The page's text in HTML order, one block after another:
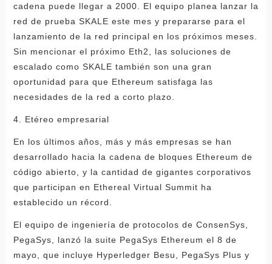
cadena puede llegar a 2000. El equipo planea lanzar la
red de prueba SKALE este mes y prepararse para el
lanzamiento de la red principal en los próximos meses.
Sin mencionar el próximo Eth2, las soluciones de
escalado como SKALE también son una gran
oportunidad para que Ethereum satisfaga las
necesidades de la red a corto plazo.
4. Etéreo empresarial
En los últimos años, más y más empresas se han
desarrollado hacia la cadena de bloques Ethereum de
código abierto, y la cantidad de gigantes corporativos
que participan en Ethereal Virtual Summit ha
establecido un récord.
El equipo de ingeniería de protocolos de ConsenSys,
PegaSys, lanzó la suite PegaSys Ethereum el 8 de
mayo, que incluye Hyperledger Besu, PegaSys Plus y